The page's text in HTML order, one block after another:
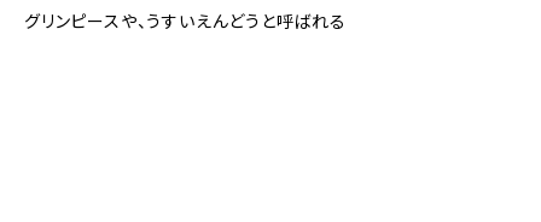
グリンピースや、うすいえんどうと呼ばれる